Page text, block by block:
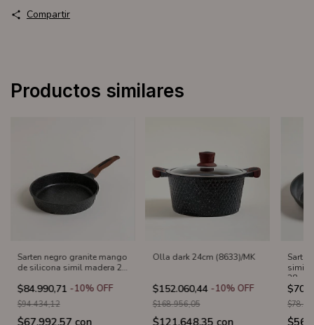
Compartir
Productos similares
Sarten negro granite mango
de silicona simil madera 24
$84.990,71 -10% OFF
$94.434,12
Olla dark 24cm (8633)/MK
$152.060,44 -10% OFF
$168.956,05
simil
28cm/